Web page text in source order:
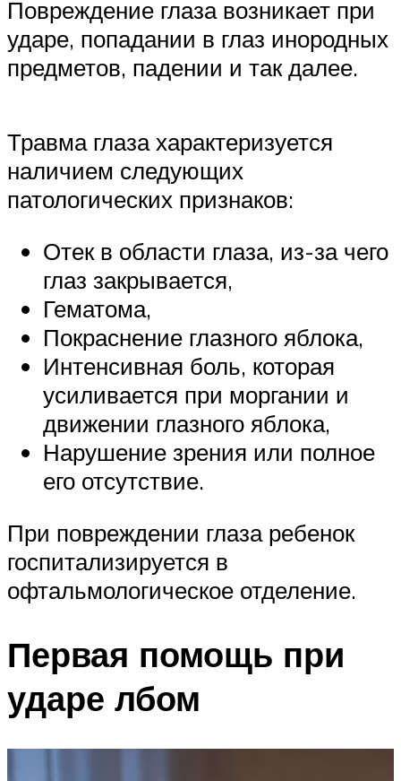
Повреждение глаза возникает при
ударе, попадании в глаз инородных
предметов, падении и так далее.
Травма глаза характеризуется
наличием следующих
патологических признаков:
Отек в области глаза, из-за чего
глаз закрывается,
Гематома,
Покраснение глазного яблока,
Интенсивная боль, которая
усиливается при моргании и
движении глазного яблока,
Нарушение зрения или полное
его отсутствие.
При повреждении глаза ребенок
госпитализируется в
офтальмологическое отделение.
Первая помощь при
ударе лбом